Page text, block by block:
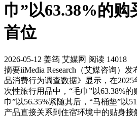
巾”以63.38%的购
首位
2026-05-12 姜筠 艾媒网 阅读 14018
摘要iiMedia Research（艾媒咨询）
品消费行为调查数据》显示，在
次性旅行用品中，“毛巾”以63.38%
巾”以56.35%紧随其后，“马桶垫”以
产品直接关系到住宿环境中的贴身